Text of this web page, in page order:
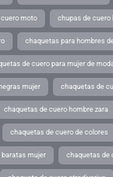
moto chupas de cuero
chaquetas para hombres
de cuero para mujer de
mujer chaquetas de
chaquetas de cuero hombre zara
chaquetas de cuero de colores
baratas mujer chaquetas de